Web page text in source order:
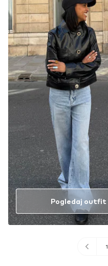
Pogledaj outfit
1